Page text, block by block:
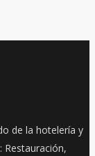
de la hotelería y